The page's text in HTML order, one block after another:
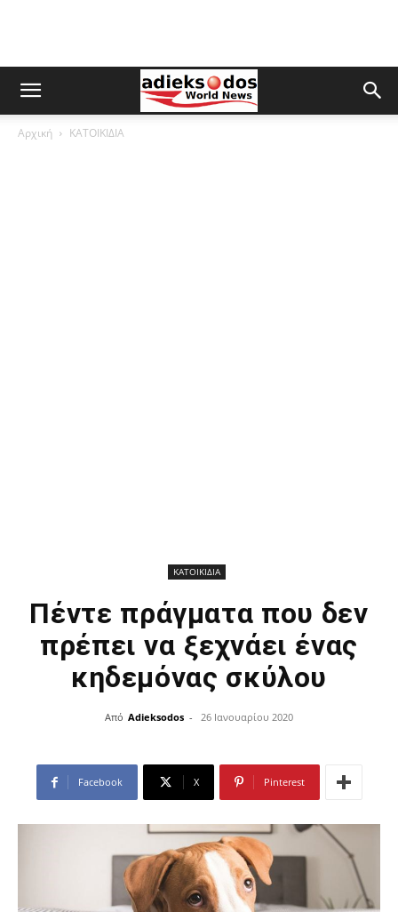
Αρχική ΚΑΤΟΙΚΙΔΙΑ
ΚΑΤΟΙΚΙΔΙΑ
Πέντε πράγματα που δεν
πρέπει να ξεχνάει ένας
κηδεμόνας σκύλου
Από Adieksodos - 26 Ιανουαρίου 2020
Facebook X Pinterest